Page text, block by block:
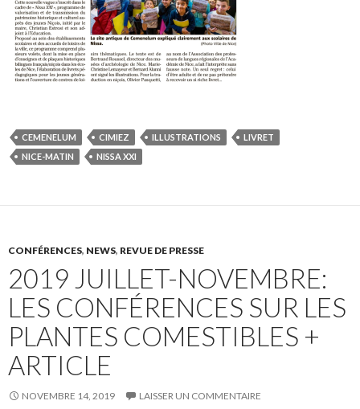
CEMENELUM CIMIEZ ILLUSTRATIONS
LIVRET
NICE-MATIN
NISSA XXI
CONFÉRENCES, NEWS, REVUE DE PRESSE
2019 JUILLET-NOVEMBRE:
LES CONFÉRENCES SUR LES
PLANTES COMESTIBLES +
ARTICLE
NOVEMBRE 14, 2019 LAISSER UN COMMENTAIRE